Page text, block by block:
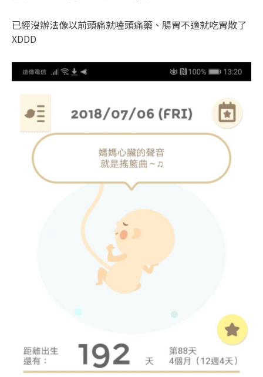
已經沒辦法像以前頭痛就嗑頭痛藥、腸胃不適就吃胃散了
XDDD